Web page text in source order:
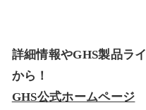
詳細情報やGHS製品ラ
から！
GHS公式ホームページ